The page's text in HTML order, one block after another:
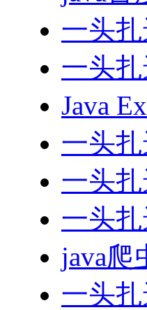
一头
一头
Java
一头
一头
一头
java爬
一头